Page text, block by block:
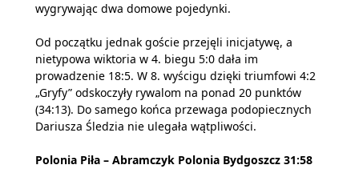
wygrywając dwa domowe pojedynki.
Od początku jednak goście przejęli inicjatywę, a
nietypowa wiktoria w 4. biegu 5:0 dała im
prowadzenie 18:5. W 8. wyścigu dzięki triumfowi 4:2
„Gryfy” odskoczyły rywalom na ponad 20 punktów
(34:13). Do samego końca przewaga podopiecznych
Dariusza Śledzia nie ulegała wątpliwości.
Polonia Piła – Abramczyk Polonia Bydgoszcz 31:58